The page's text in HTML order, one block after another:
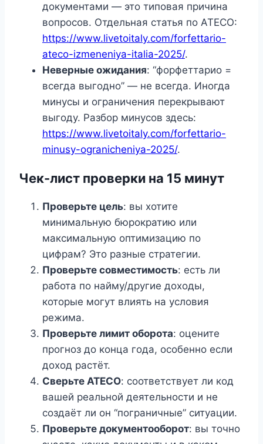
документами — это типовая причина
вопросов. Отдельная статья по ATECO:
https://www.livetoitaly.com/forfettario-
ateco-izmeneniya-italia-2025/.
Неверные ожидания: “форфеттарио =
всегда выгодно” — не всегда. Иногда
минусы и ограничения перекрывают
выгоду. Разбор минусов здесь:
https://www.livetoitaly.com/forfettario-
minusy-ogranicheniya-2025/.
Чек-лист проверки на 15 минут
Проверьте цель: вы хотите
минимальную бюрократию или
максимальную оптимизацию по
цифрам? Это разные стратегии.
Проверьте совместимость: есть ли
работа по найму/другие доходы,
которые могут влиять на условия
режима.
Проверьте лимит оборота: оцените
прогноз до конца года, особенно если
доход растёт.
Сверьте ATECO: соответствует ли код
вашей реальной деятельности и не
создаёт ли он “пограничные” ситуации.
Проверьте документооборот: вы точно